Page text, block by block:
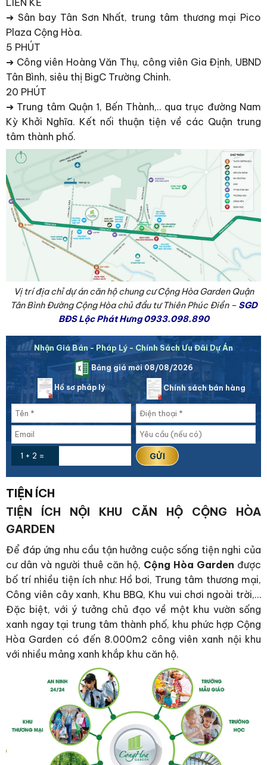
LIỀN KỀ
➜ Sân bay Tân Sơn Nhất, trung tâm thương mại Pico
Plaza Cộng Hòa.
5 PHÚT
➜ Công viên Hoàng Văn Thụ, công viên Gia Định, UBND
Tân Bình, siêu thị BigC Trường Chinh.
20 PHÚT
➜ Trung tâm Quận 1, Bến Thành,.. qua trục đường Nam
Kỳ Khởi Nghĩa. Kết nối thuận tiện về các Quận trung
tâm thành phố.
Vị trí địa chỉ dự án căn hộ chung cư Cộng Hòa Garden Quận
Tân Bình Đường Cộng Hòa chủ đầu tư Thiên Phúc Điền – SGD
BĐS Lộc Phát Hưng 0933.098.890
Nhận Giá Bán - Pháp Lý - Chính Sách Ưu Đãi Dự Án
Bảng giá mới 08/08/2026
Hồ sơ pháp lý Chính sách bán hàng
1 + 2 =
TIỆN ÍCH
TIỆN ÍCH NỘI KHU CĂN HỘ CỘNG HÒA
GARDEN
Để đáp ứng nhu cầu tận hưởng cuộc sống tiện nghi của
cư dân và người thuê căn hộ, Cộng Hòa Garden được
bố trí nhiều tiện ích như: Hồ bơi, Trung tâm thương mại,
Công viên cây xanh, Khu BBQ, Khu vui chơi ngoài trời,…
Đặc biệt, với ý tưởng chủ đạo về một khu vườn sống
xanh ngay tại trung tâm thành phố, khu phức hợp Cộng
Hòa Garden có đến 8.000m2 công viên xanh nội khu
với nhiều mảng xanh khắp khu căn hộ.